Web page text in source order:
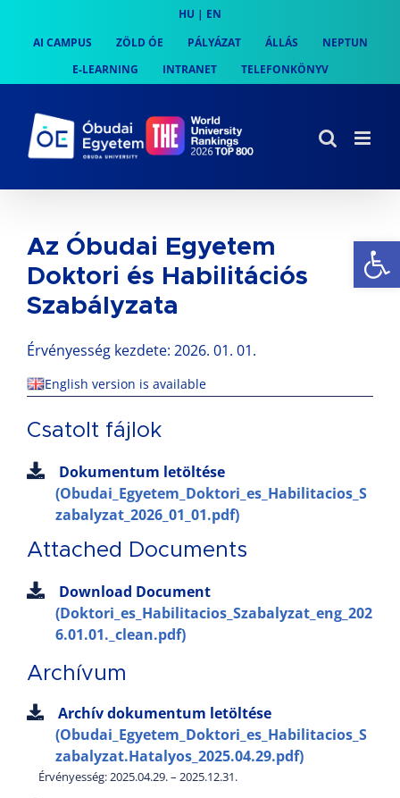
content
HU | EN
AI CAMPUS
ZÖLD ÓE PÁLYÁZAT ÁLLÁS
NEPTUN
E-LEARNING
INTRANET TELEFONKÖNYV
Az Óbudai Egyetem
Doktori és Habilitációs
Szabályzata
Érvényesség kezdete: 2026. 01. 01.
English version is available
Csatolt fájlok
Dokumentum letöltése
(Obudai_Egyetem_Doktori_es_Habilitacios_S
zabalyzat_2026_01_01.pdf)
Attached Documents
Download Document
(Doktori_es_Habilitacios_Szabalyzat_eng_202
6.01.01._clean.pdf)
Archívum
Archív dokumentum letöltése
(Obudai_Egyetem_Doktori_es_Habilitacios_S
zabalyzat.Hatalyos_2025.04.29.pdf)
Érvényesség: 2025.04.29. – 2025.12.31.